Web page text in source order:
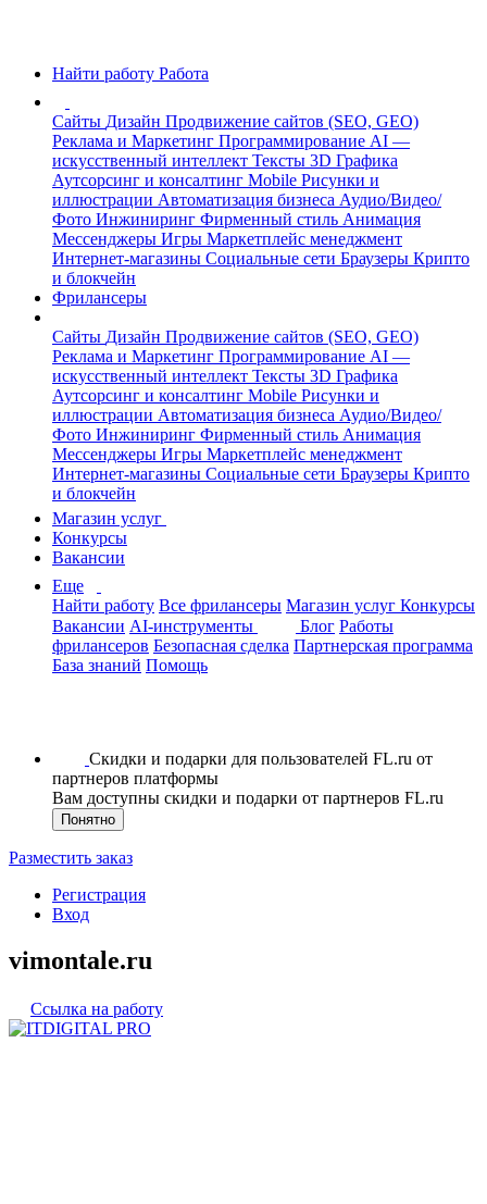
Найти работу Работа
Сайты Дизайн Продвижение сайтов (SEO, GEO)
Реклама и Маркетинг Программирование AI —
искусственный интеллект Тексты 3D Графика
Аутсорсинг и консалтинг Mobile Рисунки и
иллюстрации Автоматизация бизнеса Аудио/Видео/
Фото Инжиниринг Фирменный стиль Анимация
Мессенджеры Игры Маркетплейс менеджмент
Интернет-магазины Социальные сети Браузеры Крипто
и блокчейн
Фрилансеры
Сайты Дизайн Продвижение сайтов (SEO, GEO)
Реклама и Маркетинг Программирование AI —
искусственный интеллект Тексты 3D Графика
Аутсорсинг и консалтинг Mobile Рисунки и
иллюстрации Автоматизация бизнеса Аудио/Видео/
Фото Инжиниринг Фирменный стиль Анимация
Мессенджеры Игры Маркетплейс менеджмент
Интернет-магазины Социальные сети Браузеры Крипто
и блокчейн
Магазин услуг
Конкурсы
Вакансии
Еще
Найти работу Все фрилансеры Магазин услуг Конкурсы
Вакансии AI-инструменты Блог Работы
фрилансеров Безопасная сделка Партнерская программа
База знаний Помощь
Скидки и подарки для пользователей FL.ru от
партнеров платформы
Вам доступны скидки и подарки от партнеров FL.ru
Понятно
Разместить заказ
Регистрация
Вход
vimontale.ru
Ссылка на работу